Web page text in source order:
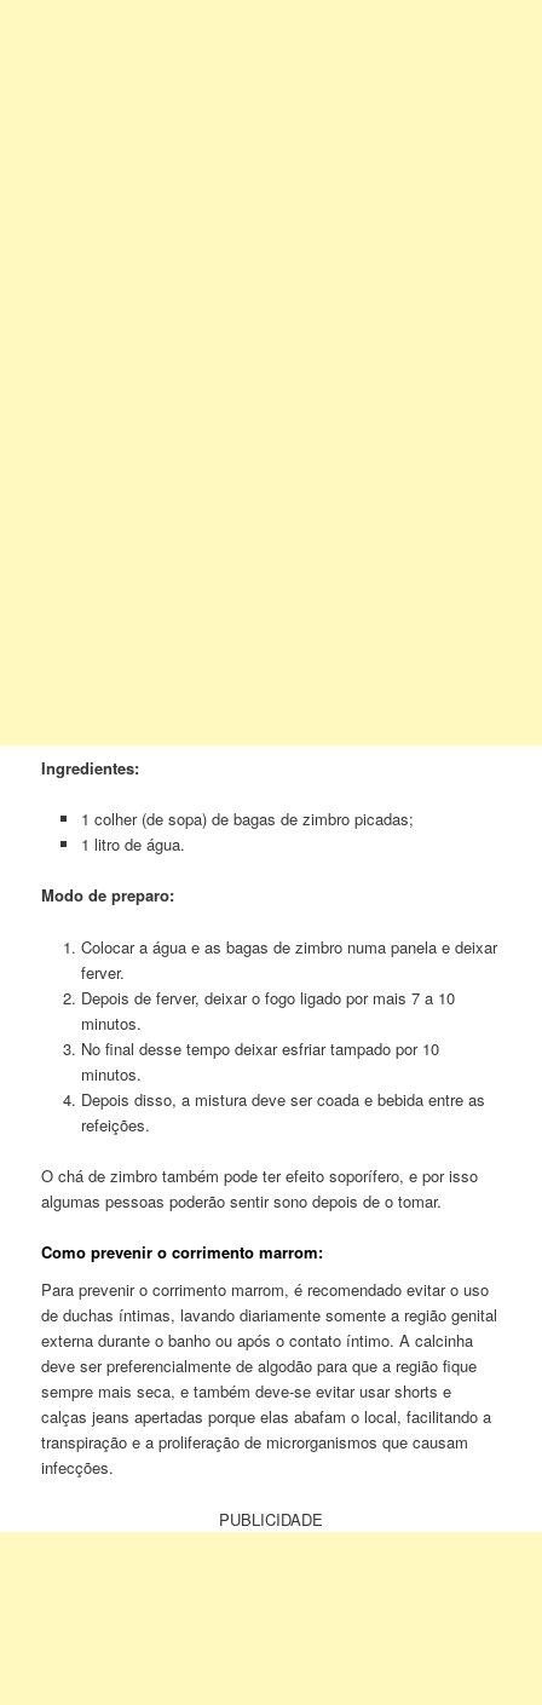
Ingredientes:
1 colher (de sopa) de bagas de zimbro picadas;
1 litro de água.
Modo de preparo:
Colocar a água e as bagas de zimbro numa panela e deixar
ferver.
Depois de ferver, deixar o fogo ligado por mais 7 a 10
minutos.
No final desse tempo deixar esfriar tampado por 10
minutos.
Depois disso, a mistura deve ser coada e bebida entre as
refeições.
O chá de zimbro também pode ter efeito soporífero, e por isso
algumas pessoas poderão sentir sono depois de o tomar.
Como prevenir o corrimento marrom:
Para prevenir o corrimento marrom, é recomendado evitar o uso
de duchas íntimas, lavando diariamente somente a região genital
externa durante o banho ou após o contato íntimo. A calcinha
deve ser preferencialmente de algodão para que a região fique
sempre mais seca, e também deve-se evitar usar shorts e
calças jeans apertadas porque elas abafam o local, facilitando a
transpiração e a proliferação de microrganismos que causam
infecções.
PUBLICIDADE